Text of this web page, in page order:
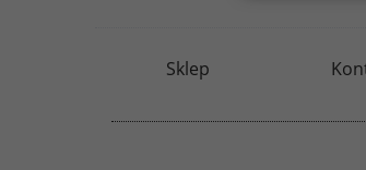
Sklep